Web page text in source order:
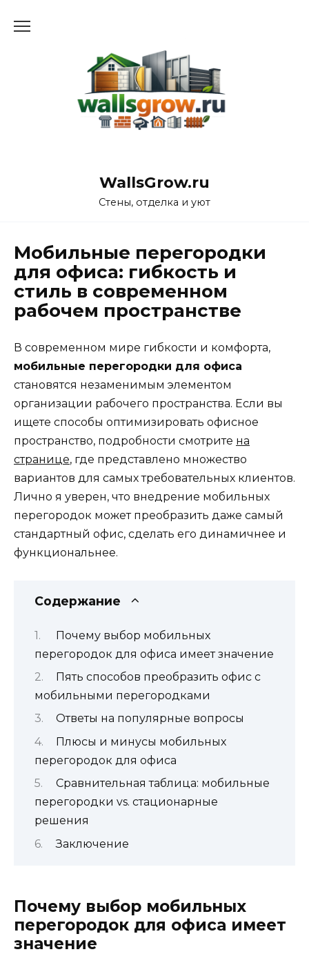
WallsGrow.ru
Стены, отделка и уют
Мобильные перегородки
для офиса: гибкость и
стиль в современном
рабочем пространстве
В современном мире гибкости и комфорта,
мобильные перегородки для офиса
становятся незаменимым элементом
организации рабочего пространства. Если вы
ищете способы оптимизировать офисное
пространство, подробности смотрите на
странице, где представлено множество
вариантов для самых требовательных клиентов.
Лично я уверен, что внедрение мобильных
перегородок может преобразить даже самый
стандартный офис, сделать его динамичнее и
функциональнее.
Содержание
Почему выбор мобильных
перегородок для офиса имеет значение
Пять способов преобразить офис с
мобильными перегородками
Ответы на популярные вопросы
Плюсы и минусы мобильных
перегородок для офиса
Сравнительная таблица: мобильные
перегородки vs. стационарные
решения
Заключение
Почему выбор мобильных
перегородок для офиса имеет
значение